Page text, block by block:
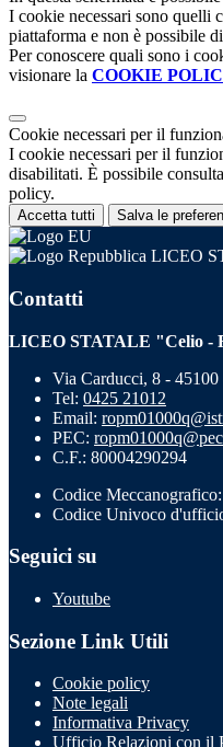
I cookie necessari sono quelli
piattaforma e non è possibile
Per conoscere quali sono i
visionare la COOKIE
Cookie necessari per il
I cookie necessari per il
disabilitati. È possibile
policy.
Accetta tutti Salva le
LICEO
Contatti
LICEO STATALE "Celio -
Via Carducci, 8 -
Tel: 0425 21012
Email:
PEC:
C.F.: 80004290294
Codice
Codice Univoco
Seguici su
Youtube
Sezione Link Utili
Cookie policy
Note legali
Informativa Privacy
Ufficio Relazioni con il